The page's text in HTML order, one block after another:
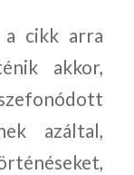
cikk arra
akkor,
azáltal,